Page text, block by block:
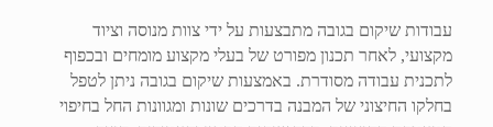
עבודות שיקום בגובה מתבצעות על ידי צוות מנוסה וציוד
מקצועי, לאחר תכנון מפורט של בעלי מקצוע מומחים ובכפוף
לתכנית עבודה מסודרת. באמצעות שיקום בגובה ניתן לטפל
בחלקו החיצוני של המבנה בדרכים שונות ומגוונות החל בחיפוי